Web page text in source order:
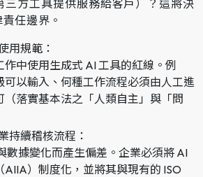
三方工具提供服務給客戶）？這將決
任邊界。
用規範：
作中使用生成式 AI 工具的紅線。例
可以輸入、何種工作流程必須由人工進
（落實基本法之「人類自主」與「問
持續稽核流程：
數據變化而產生偏差。企業必須將 AI
AIIA）制度化，並將其與現有的 ISO